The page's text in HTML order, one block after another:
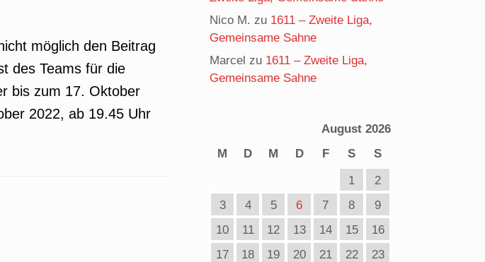
möglich den Beitrag
des Teams für die
bis zum 17. Oktober
2022, ab 19.45 Uhr
Nico M. zu 1611 – Zweite Liga,
Gemeinsame Sahne
Marcel zu 1611 – Zweite Liga,
Gemeinsame Sahne
August 2026
M
D M D F S
S
1
2
3
4 5 6 7 8
9
10
11 12 13 14 15
16
17
18 19 20 21 22
23